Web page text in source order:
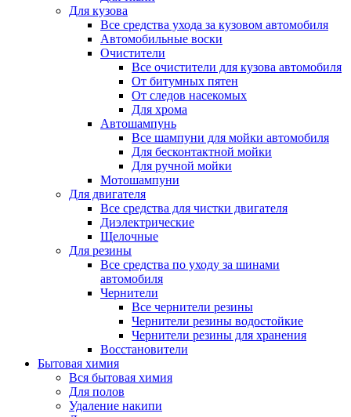
Для кузова
Все средства ухода за кузовом автомобиля
Автомобильные воски
Очистители
Все очистители для кузова автомобиля
От битумных пятен
От следов насекомых
Для хрома
Автошампунь
Все шампуни для мойки автомобиля
Для бесконтактной мойки
Для ручной мойки
Мотошампуни
Для двигателя
Все средства для чистки двигателя
Диэлектрические
Щелочные
Для резины
Все средства по уходу за шинами
автомобиля
Чернители
Все чернители резины
Чернители резины водостойкие
Чернители резины для хранения
Восстановители
Бытовая химия
Вся бытовая химия
Для полов
Удаление накипи